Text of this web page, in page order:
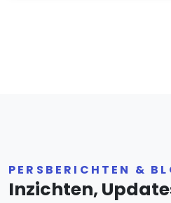
PERSBERICHTEN &
Inzichten,